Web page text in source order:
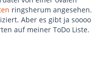
ringsherum angesehen.
Aber es gibt ja soooo
auf meiner ToDo Liste.